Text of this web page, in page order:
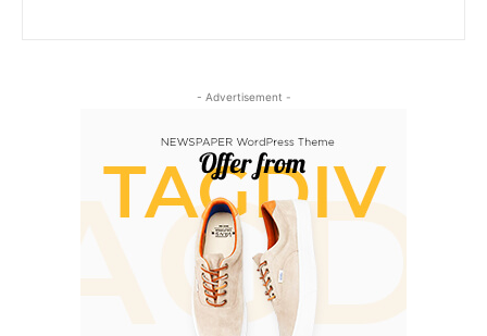
- Advertisement -